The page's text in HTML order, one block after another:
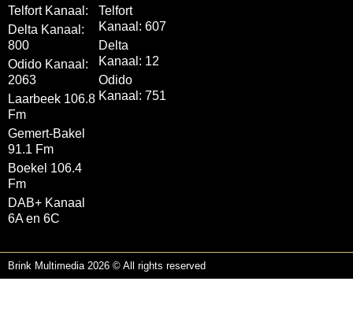
Telfort Kanaal:
Delta Kanaal:
800
Odido Kanaal:
2063
Laarbeek 106.8
Fm
Gemert-Bakel
91.1 Fm
Boekel 106.4
Fm
DAB+ Kanaal
6A en 6C
Telfort
Kanaal: 607
Delta
Kanaal: 12
Odido
Kanaal: 751
Brink Multimedia 2026 © All rights reserved